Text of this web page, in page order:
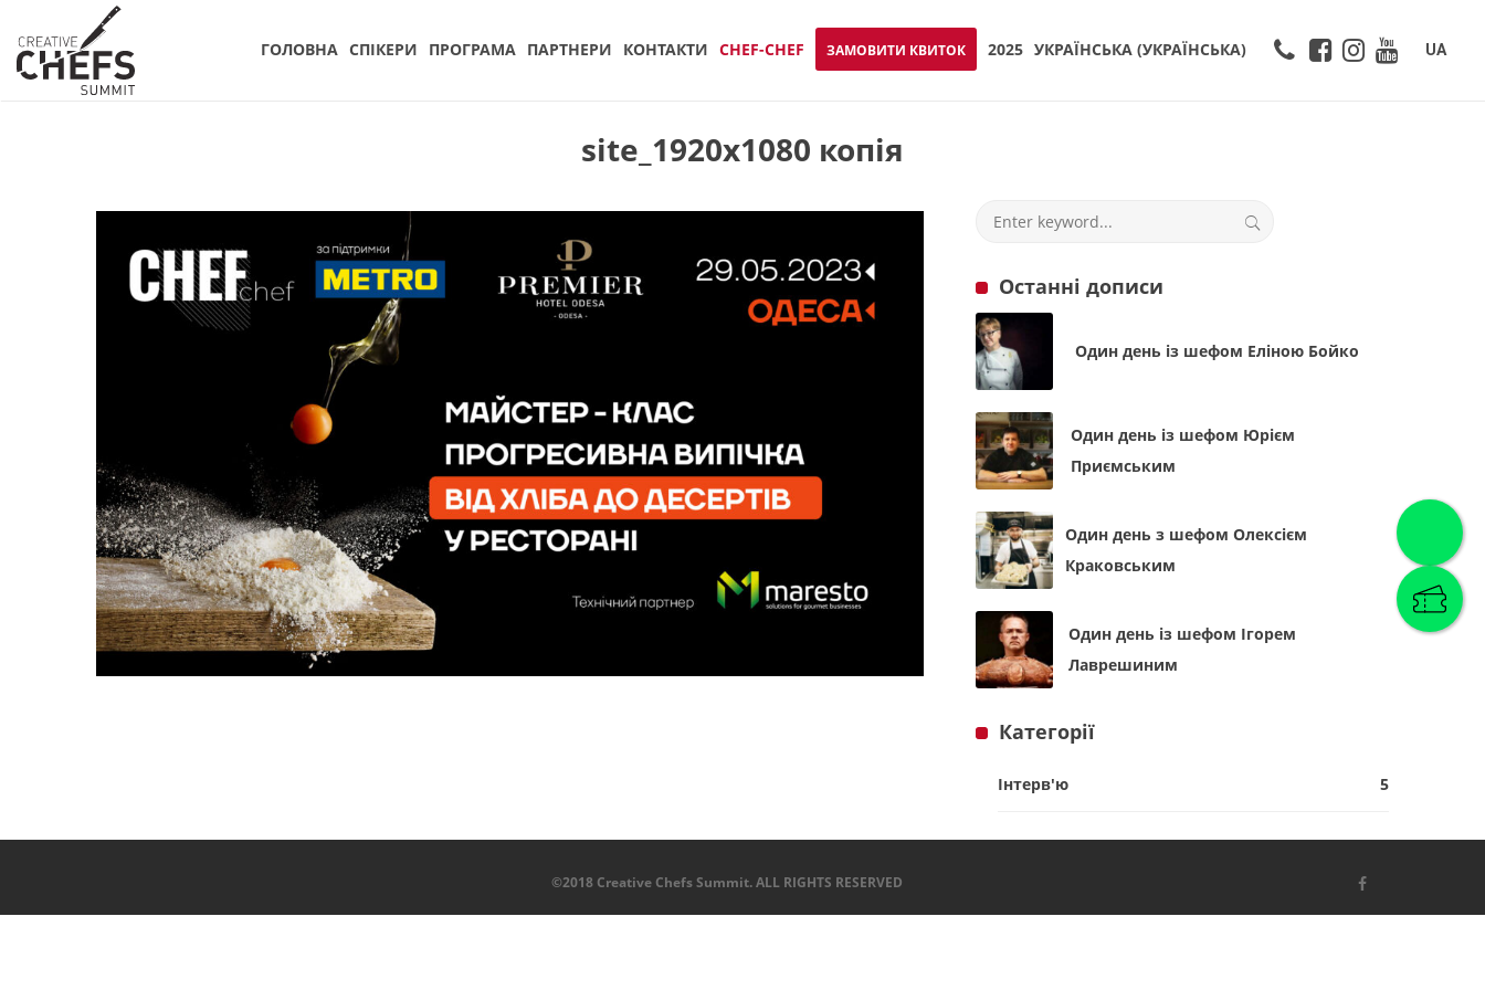
ГОЛОВНА СПIКЕРИ ПРОГРАМА ПАРТНЕРИ КОНТАКТИ CHEF-CHEF ЗАМОВИТИ КВИТОК 2025 УКРАЇНСЬКА (УКРАЇНСЬКА) UA
site_1920x1080 копія
Останні дописи
Один день із шефом Еліною Бойко
Один день із шефом Юрієм
Приємським
Один день з шефом Олексієм
Краковським
Один день із шефом Ігорем
Лаврешиним
Категорії
Інтерв'ю 5
©2018 Creative Chefs Summit. ALL RIGHTS RESERVED